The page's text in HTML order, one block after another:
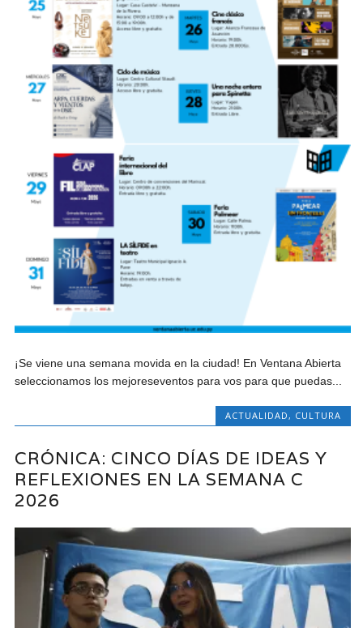
¡Se viene una semana movida en la ciudad! En Ventana Abierta
seleccionamos los mejoreseventos para vos para que puedas...
ACTUALIDAD, CULTURA
CRÓNICA: CINCO DÍAS DE IDEAS Y
REFLEXIONES EN LA SEMANA C
2026